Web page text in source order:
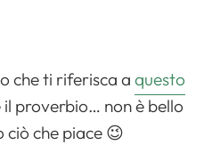
che ti riferisca a questo
il proverbio… non è bello
ciò che piace 😉